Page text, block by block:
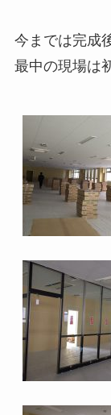
今までは完成
最中の現場は